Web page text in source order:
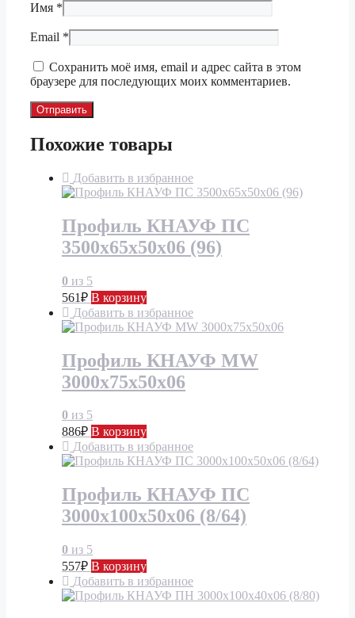
Имя *
Email *
Сохранить моё имя, email и адрес сайта в этом
браузере для последующих моих комментариев.
Похожие товары
Добавить в избранное
Профиль КНАУФ ПС
3500х65х50х06 (96)
0 из 5
561₽ В корзину
Добавить в избранное
Профиль КНАУФ MW
3000х75х50х06
0 из 5
886₽ В корзину
Добавить в избранное
Профиль КНАУФ ПС
3000х100х50х06 (8/64)
0 из 5
557₽ В корзину
Добавить в избранное